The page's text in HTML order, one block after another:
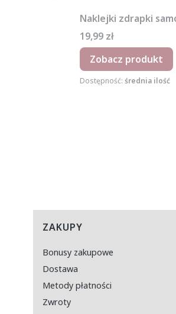
Naklejki zdrapki
Cena
19,99 zł
Zobacz produkt
Dostępność: średnia ilość
Linki w stopce
ZAKUPY
Bonusy zakupowe
Dostawa
Metody płatności
Zwroty